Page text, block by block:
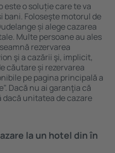
este o soluție care te va
bani. Foloseşte motorul de
și alege cazarea
Multe persoane au ales
rezervarea
şi a cazării şi, implicit,
căutare și rezervarea
pe pagina principală a
Dacă nu ai garanţia că
dacă unitatea de cazare
la un hotel din în